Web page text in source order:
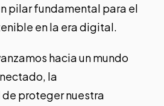
pilar fundamental para el
en la era digital.
hacia un mundo
la
proteger nuestra